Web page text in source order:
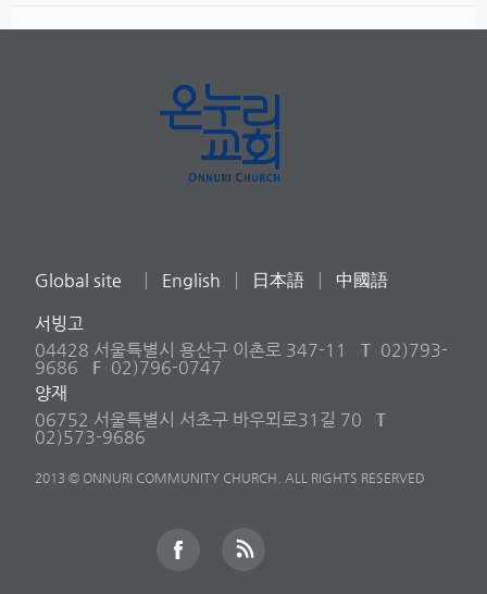
Global site English 日本語 中國語
서빙고
04428 서울특별시 용산구 이촌로 347-11
T 02)793-
9686
F 02)796-0747
양재
06752 서울특별시 서초구 바우뫼로31길 70
T
02)573-9686
2013 © ONNURI COMMUNITY CHURCH. ALL RIGHTS RESERVED